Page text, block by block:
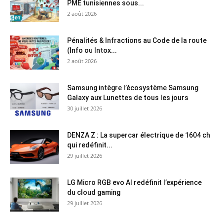
PME tunisiennes sous...
2 août 2026
Pénalités & Infractions au Code de la route
(Info ou Intox...
2 août 2026
Samsung intègre l’écosystème Samsung
Galaxy aux Lunettes de tous les jours
30 juillet 2026
DENZA Z : La supercar électrique de 1604 ch
qui redéfinit...
29 juillet 2026
LG Micro RGB evo AI redéfinit l’expérience
du cloud gaming
29 juillet 2026